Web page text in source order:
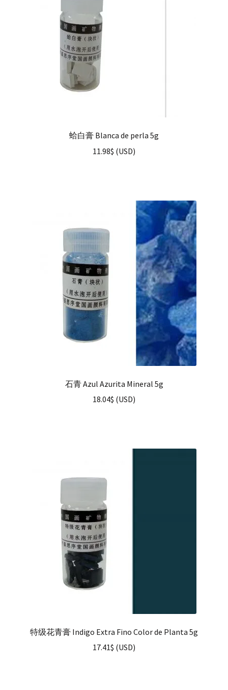
蛤白膏 Blanca de perla 5g
11.98$ (USD)
石青 Azul Azurita Mineral 5g
18.04$ (USD)
特级花青膏 Indigo Extra Fino Color de Planta 5g
17.41$ (USD)